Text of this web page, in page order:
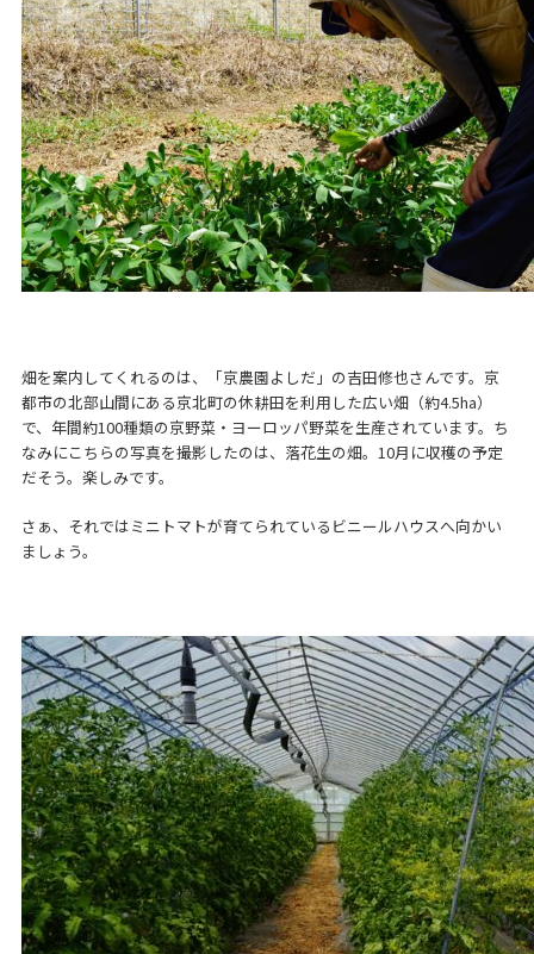
畑を案内してくれるのは、「京農園よしだ」の吉田修也さんです。京
都市の北部山間にある京北町の休耕田を利用した広い畑（約4.5ha）
で、年間約100種類の京野菜・ヨーロッパ野菜を生産されています。ち
なみにこちらの写真を撮影したのは、落花生の畑。10月に収穫の予定
だそう。楽しみです。
さぁ、それではミニトマトが育てられているビニールハウスへ向かい
ましょう。